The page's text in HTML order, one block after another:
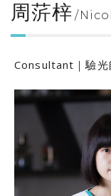
周䓅梓
Consultant｜驗